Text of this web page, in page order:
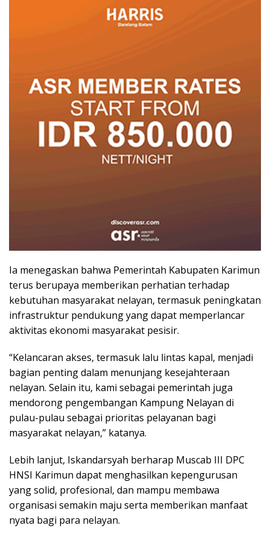
Ia menegaskan bahwa Pemerintah Kabupaten Karimun
terus berupaya memberikan perhatian terhadap
kebutuhan masyarakat nelayan, termasuk peningkatan
infrastruktur pendukung yang dapat memperlancar
aktivitas ekonomi masyarakat pesisir.
“Kelancaran akses, termasuk lalu lintas kapal, menjadi
bagian penting dalam menunjang kesejahteraan
nelayan. Selain itu, kami sebagai pemerintah juga
mendorong pengembangan Kampung Nelayan di
pulau-pulau sebagai prioritas pelayanan bagi
masyarakat nelayan,” katanya.
Lebih lanjut, Iskandarsyah berharap Muscab III DPC
HNSI Karimun dapat menghasilkan kepengurusan
yang solid, profesional, dan mampu membawa
organisasi semakin maju serta memberikan manfaat
nyata bagi para nelayan.